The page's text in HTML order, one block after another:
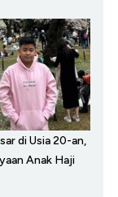
di Usia 20-an,
Anak Haji